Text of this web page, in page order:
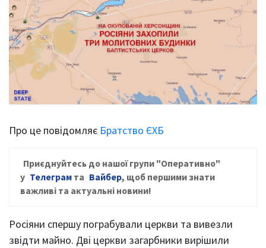
Про це повідомляє Братство ЄХБ
Приєднуйтесь до нашої групи "Оперативно"
у Телеграм та Вайбер, щоб першими знати
важливі та актуальні новини!
Росіяни спершу пограбували церкви та вивезли
звідти майно. Дві церкви загарбники вирішили